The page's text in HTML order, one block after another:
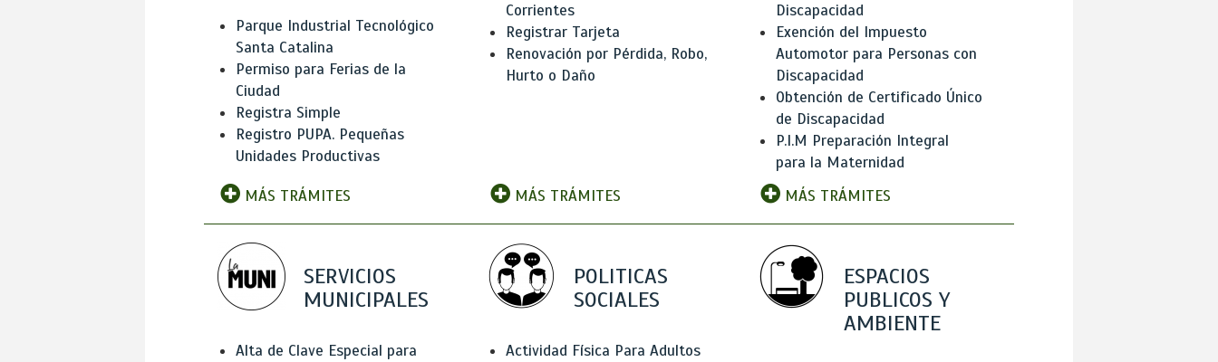
Parque Industrial Tecnológico
Santa Catalina
Permiso para Ferias de la
Ciudad
Registra Simple
Registro PUPA. Pequeñas
Unidades Productivas
MÁS TRÁMITES
Corrientes
Registrar Tarjeta
Renovación por Pérdida, Robo,
Hurto o Daño
MÁS TRÁMITES
Discapacidad
Exención del Impuesto
Automotor para Personas con
Discapacidad
Obtención de Certificado Único
de Discapacidad
P.I.M Preparación Integral
para la Maternidad
MÁS TRÁMITES
SERVICIOS
MUNICIPALES
Alta de Clave Especial para
POLITICAS
SOCIALES
Actividad Física Para Adultos
ESPACIOS
PUBLICOS Y
AMBIENTE